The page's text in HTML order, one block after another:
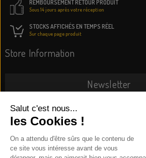
REMBOURSEMENT RETOUR PRODUIT
Sous 14 jours après votre réception
STOCKS AFFICHÉS EN TEMPS RÉEL
Sur chaque page produit
Store Information
Newsletter